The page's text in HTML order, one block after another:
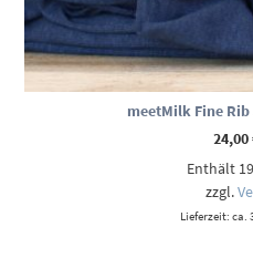
meetMilk Fine
24,00
Enthält
zzgl.
Lieferzeit: ca.